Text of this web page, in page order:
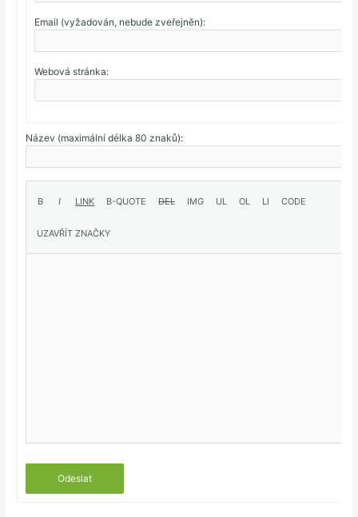
Email (vyžadován, nebude zveřejněn):
Webová stránka:
Název (maximální délka 80 znaků):
Odeslat